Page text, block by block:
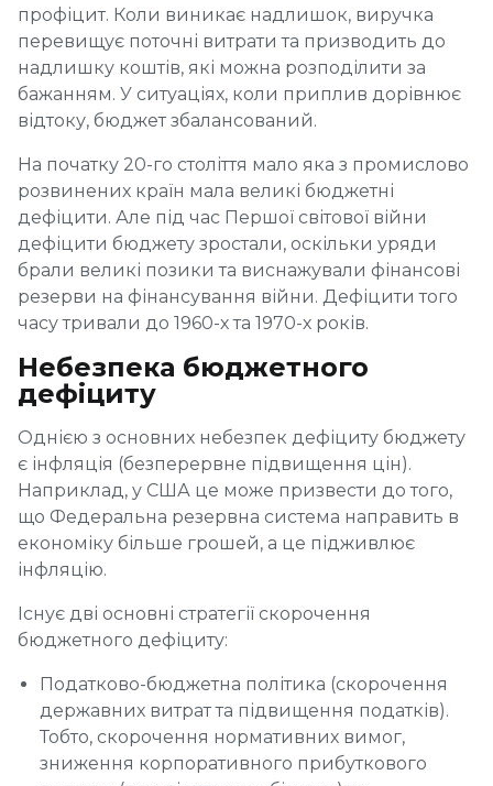
профіцит. Коли виникає надлишок, виручка
перевищує поточні витрати та призводить до
надлишку коштів, які можна розподілити за
бажанням. У ситуаціях, коли приплив дорівнює
відтоку, бюджет збалансований.
На початку 20-го століття мало яка з промислово
розвинених країн мала великі бюджетні
дефіцити. Але під час Першої світової війни
дефіцити бюджету зростали, оскільки уряди
брали великі позики та виснажували фінансові
резерви на фінансування війни. Дефіцити того
часу тривали до 1960-х та 1970-х років.
Небезпека бюджетного
дефіциту
Однією з основних небезпек дефіциту бюджету
є інфляція (безперервне підвищення цін).
Наприклад, у США це може призвести до того,
що Федеральна резервна система направить в
економіку більше грошей, а це підживлює
інфляцію.
Існує дві основні стратегії скорочення
бюджетного дефіциту:
Податково-бюджетна політика (скорочення
державних витрат та підвищення податків).
Тобто, скорочення нормативних вимог,
зниження корпоративного прибуткового